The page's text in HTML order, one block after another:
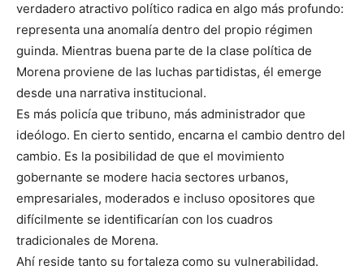
verdadero atractivo político radica en algo más profundo:
representa una anomalía dentro del propio régimen
guinda. Mientras buena parte de la clase política de
Morena proviene de las luchas partidistas, él emerge
desde una narrativa institucional.
Es más policía que tribuno, más administrador que
ideólogo. En cierto sentido, encarna el cambio dentro del
cambio. Es la posibilidad de que el movimiento
gobernante se modere hacia sectores urbanos,
empresariales, moderados e incluso opositores que
difícilmente se identificarían con los cuadros
tradicionales de Morena.
Ahí reside tanto su fortaleza como su vulnerabilidad.